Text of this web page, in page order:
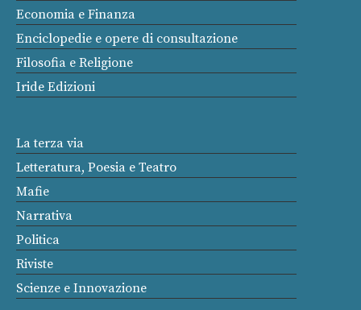
Economia e Finanza
Enciclopedie e opere di consultazione
Filosofia e Religione
Iride Edizioni
La terza via
Letteratura, Poesia e Teatro
Mafie
Narrativa
Politica
Riviste
Scienze e Innovazione